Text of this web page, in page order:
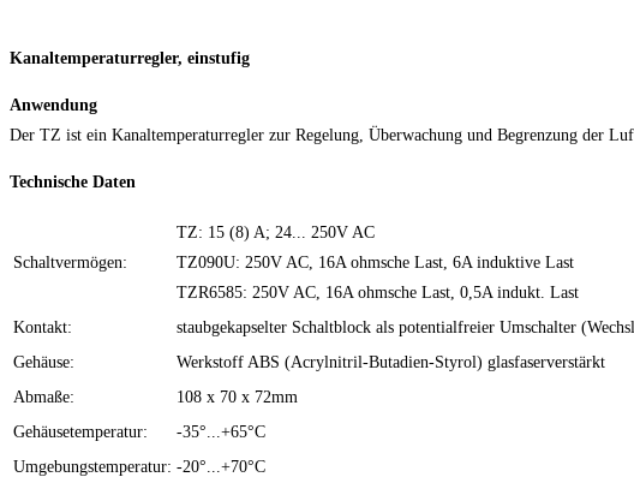
Kanaltemperaturregler, einstufig
Anwendung
Der TZ ist ein Kanaltemperaturregler zur Regelung, Überwachung und Begrenzung der
Technische Daten
Schaltvermögen:
TZ: 15 (8) A; 24... 250V AC
TZ090U: 250V AC, 16A ohmsche Last, 6A induktive Last
TZR6585: 250V AC, 16A ohmsche Last, 0,5A indukt. Last
Kontakt:
staubgekapselter Schaltblock als potentialfreier Umschalter
Gehäuse:
Werkstoff ABS (Acrylnitril-Butadien-Styrol) glasfaserverstärkt
Abmaße:
108 x 70 x 72mm
Gehäusetemperatur:
-35°...+65°C
Umgebungstemperatur: -20°...+70°C